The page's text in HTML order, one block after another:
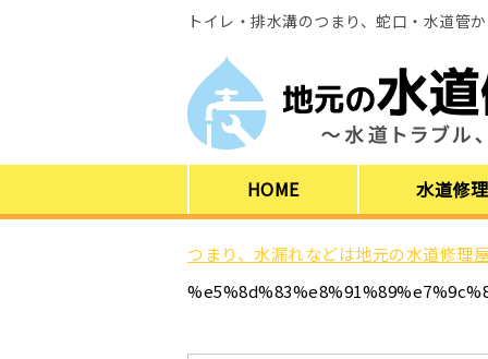
トイレ・排水溝のつまり、蛇口・水道管
HOME 水道修
つまり、水漏れなどは地元の水道修